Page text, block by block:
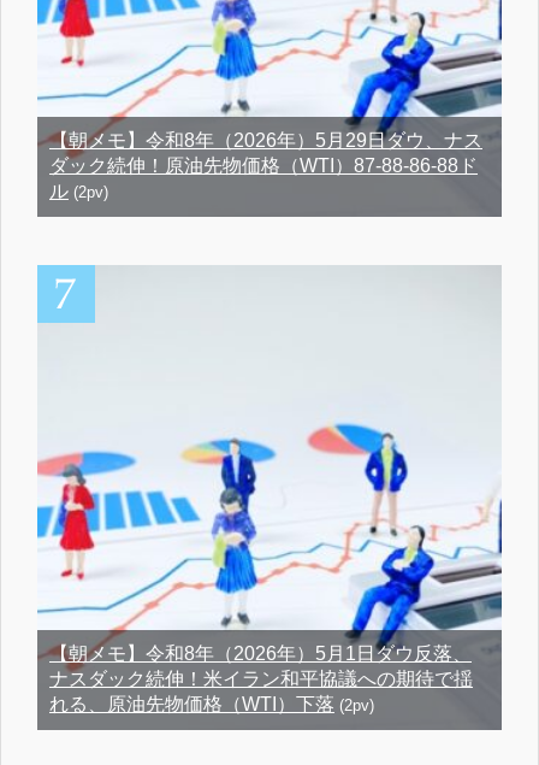
【朝メモ】令和8年（2026年）5月29日ダウ、ナス
ダック続伸！原油先物価格（WTI）87-88-86-88ド
ル (2pv)
【朝メモ】令和8年（2026年）5月1日ダウ反落、
ナスダック続伸！米イラン和平協議への期待で揺
れる、原油先物価格（WTI）下落 (2pv)